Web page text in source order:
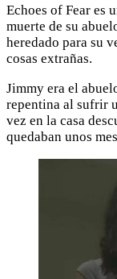
Echoes of Fear es
muerte de su
heredado para su
cosas extrañas.
Jimmy era el
repentina al sufrir
vez en la casa
quedaban unos